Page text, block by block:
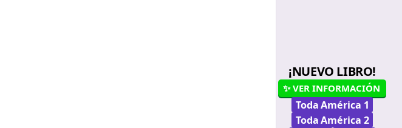
¡NUEVO LIBRO!
✨ VER INFORMACIÓN
Toda América 1
Toda América 2